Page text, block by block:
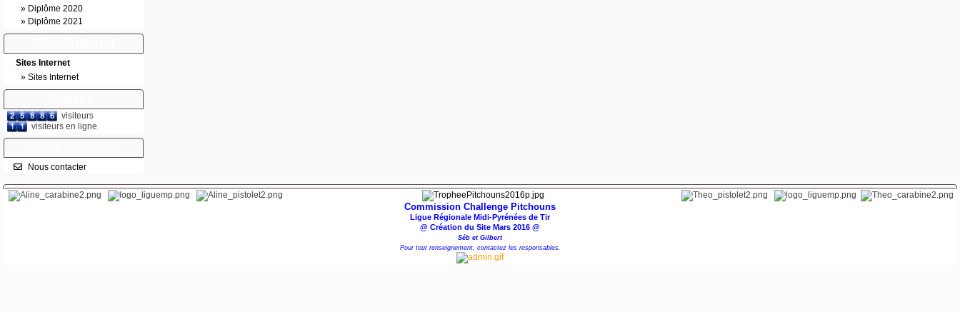
» Diplôme 2020
» Diplôme 2021
Sites Internet
» Sites Internet
visiteurs
visiteurs en ligne
Nous contacter
Commission Challenge Pitchouns
Ligue Régionale Midi-Pyrénées de Tir
@ Création du Site Mars 2016 @
Séb et Gilbert
Pour tout renseignement, contactez les responsables.